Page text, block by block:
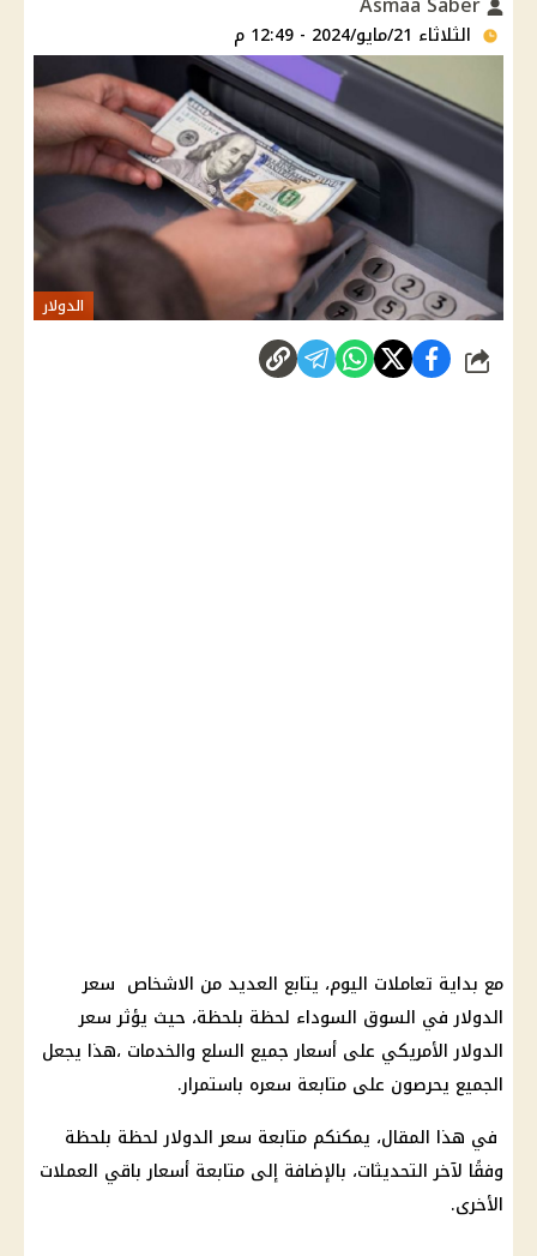
الثلاثاء 21/مايو/2024 - 12:49 م
الدولار
شارك
مع بداية تعاملات اليوم، يتابع العديد من الاشخاص سعر
الدولار في السوق السوداء لحظة بلحظة، حيث يؤثرسعر
الدولار الأمريكي على أسعار جميع السلع والخدمات ،هذا يجعل
الجميع يحرصون على متابعة سعره باستمرار.
في هذا المقال، يمكنكم متابعة سعر الدولارلحظة بلحظة
وفقًا لآخر التحديثات، بالإضافة إلى متابعة أسعارباقي العملات
الأخرى.